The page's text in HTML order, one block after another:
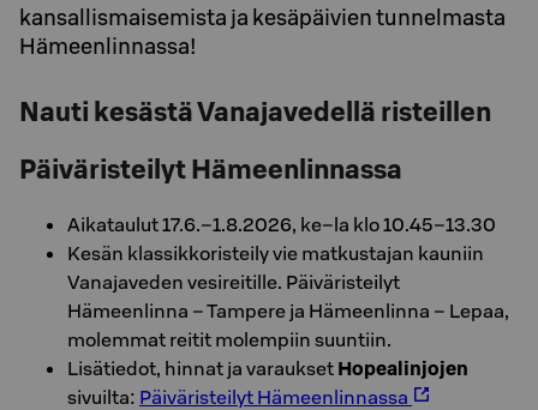
kansallismaisemista ja kesäpäivien tunnelmasta
Hämeenlinnassa!
Nauti kesästä Vanajavedellä risteillen
Päiväristeilyt Hämeenlinnassa
Aikataulut 17.6.–1.8.2026, ke–la klo 10.45–13.30
Kesän klassikkoristeily vie matkustajan kauniin
Vanajaveden vesireitille. Päiväristeilyt
Hämeenlinna – Tampere ja Hämeenlinna – Lepaa,
molemmat reitit molempiin suuntiin.
Lisätiedot, hinnat ja varaukset Hopealinjojen
sivuilta: Päiväristeilyt Hämeenlinnassa